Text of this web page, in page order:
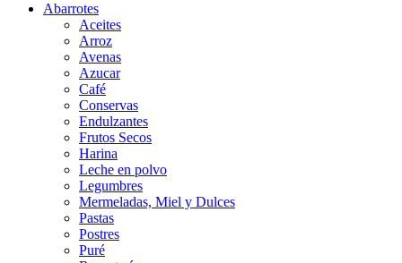
Abarrotes
Aceites
Arroz
Avenas
Azucar
Café
Conservas
Endulzantes
Frutos Secos
Harina
Leche en polvo
Legumbres
Mermeladas, Miel y Dulces
Pastas
Postres
Puré